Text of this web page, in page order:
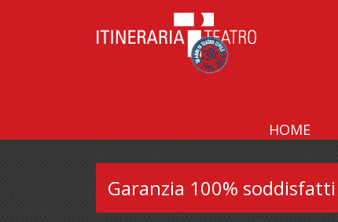
HOME
Garanzia 100% soddisfatti